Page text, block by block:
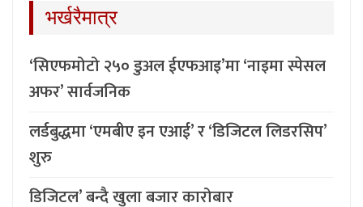
भर्खरैमात्र
‘सिएफमोटो २५० डुअल ईएफआइ’मा ‘नाइमा स्पेसल
अफर’ सार्वजनिक
लर्डबुद्धमा ‘एमबीए इन एआई’ र ‘डिजिटल लिडरसिप’
शुरु
डिजिटल’ बन्दै खुला बजार कारोबार